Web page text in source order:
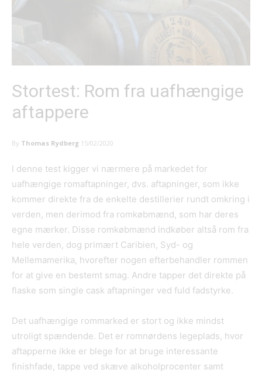
Stortest: Rom fra uafhængige
aftappere
By Thomas Rydberg 15/02/2020
I denne test kigger vi nærmere på markedet for
uafhængige romaftapninger, dvs. aftapninger, som ikke
kommer direkte fra de enkelte destillerier rundt omkring i
verden, men derimod fra romkøbmænd, som har deres
egne mærker. Disse romkøbmænd indkøber altså rom fra
hele verden, dog primært Caribien, Syd- og
Mellemamerika, hvorefter nogen efterbehandler rommen
for at give en bestemt smag. Andre tapper det direkte på
flaske som single cask aftapninger ved fuld fadstyrke.
Det uafhængige rommarked er stort og ikke mindst
utroligt spændende. Det er romnørdens legeplads, hvor
aftapperne ikke er blege for at bruge interessante
finishfade, tappe ved skæve alkoholprocenter samt